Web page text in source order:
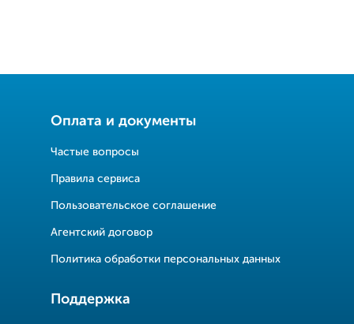
Оплата и документы
Частые вопросы
Правила сервиса
Пользовательское соглашение
Агентский договор
Политика обработки персональных данных
Поддержка